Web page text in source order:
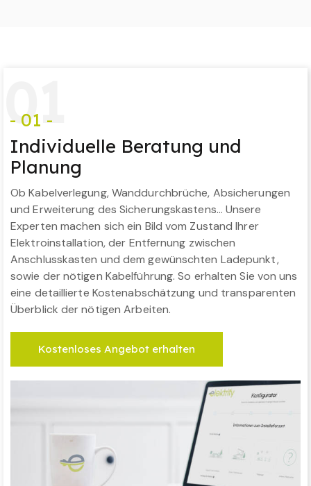
01
- 01 -
Individuelle Beratung und
Planung
Ob Kabelverlegung, Wanddurchbrüche, Absicherungen
und Erweiterung des Sicherungskastens… Unsere
Experten machen sich ein Bild vom Zustand Ihrer
Elektroinstallation, der Entfernung zwischen
Anschlusskasten und dem gewünschten Ladepunkt,
sowie der nötigen Kabelführung. So erhalten Sie von uns
eine detaillierte Kostenabschätzung und transparenten
Überblick der nötigen Arbeiten.
Kostenloses Angebot erhalten